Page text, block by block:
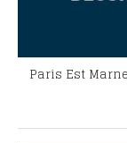
Paris Est